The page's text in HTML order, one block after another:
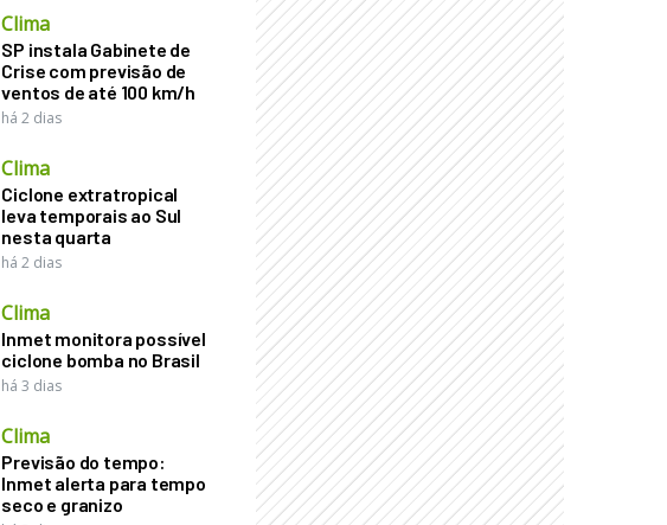
Clima
SP instala Gabinete de
Crise com previsão de
ventos de até 100 km/h
há 2 dias
Clima
Ciclone extratropical
leva temporais ao Sul
nesta quarta
há 2 dias
Clima
Inmet monitora possível
ciclone bomba no Brasil
há 3 dias
Clima
Previsão do tempo:
Inmet alerta para tempo
seco e granizo